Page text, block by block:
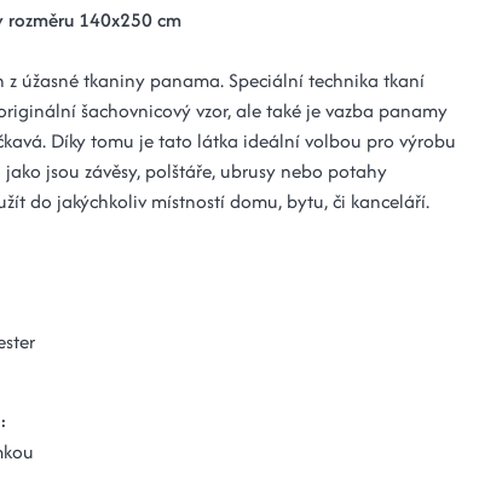
rozměru 140x250 cm
z úžasné tkaniny panama. Speciální technika tkaní
šachovnicový vzor, ​​ale také je vazba panamy
Díky tomu je tato látka ideální volbou pro výrobu
jsou závěsy, polštáře, ubrusy nebo potahy
do jakýchkoliv místností domu, bytu, či kanceláří.